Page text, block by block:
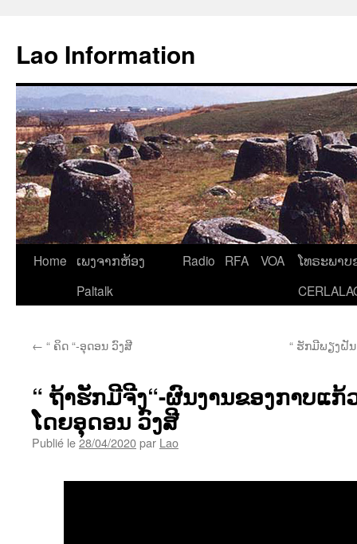
contenu
Lao Information
Home
ເພງຈາກຫ້ອງ
Paltalk
Radio RFA VOA
ໂທຣະພາບ
← “ ຄິດ “-ອຸດອນ ວົງສີ “ ຮັກມີພຽງຝັ
“ ຖ້າຮັກມີຈີງ“-ຜົນງານຂອງກາບແ
ໂດຍອຸດອນ ວົງສີ
Publié le28/04/2020par Lao